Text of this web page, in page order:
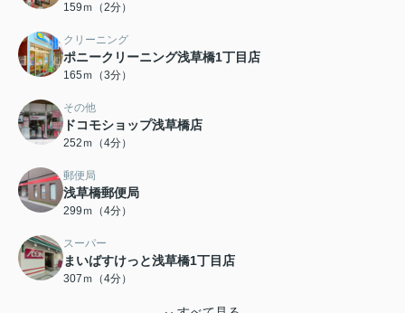
159ｍ（2分）
クリーニング
ポニークリーニング浅草橋1丁目店
165ｍ（3分）
その他
ドコモショップ浅草橋店
252ｍ（4分）
郵便局
浅草橋郵便局
299ｍ（4分）
スーパー
まいばすけっと浅草橋1丁目店
307ｍ（4分）